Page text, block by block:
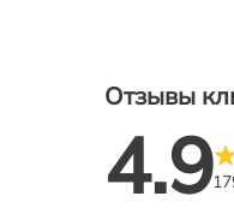
Отзывы
4.9